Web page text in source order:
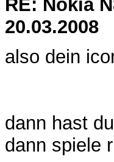
RE: Nokia
20.03.2008
also dein
dann hast
dann spiele